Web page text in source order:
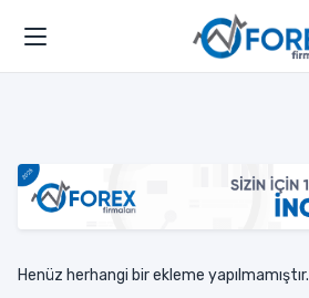
Henüz herhangi bir ekleme yapılmamıştır.